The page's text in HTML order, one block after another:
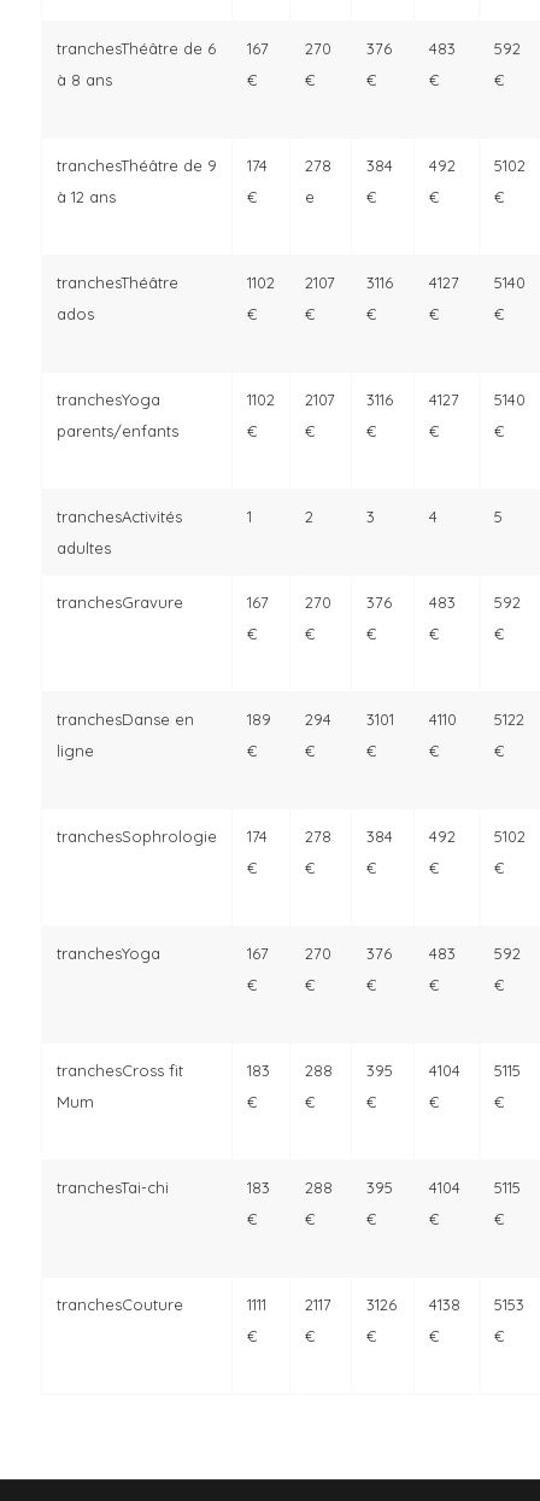
Théâtre de 6
à 8 ans
67
€
70
€
76
€
83
€
92
€
Théâtre de 9
à 12 ans
74
€
78
e
84
€
92
€
102
€
Théâtre
ados
102
€
107
€
116
€
127
€
140
€
Yoga
parents/enfants
102
€
107
€
116
€
127
€
140
€
Activités
adultes
Gravure
67
€
70
€
76
€
83
€
92
€
Danse en
ligne
89
€
94
€
101
€
110
€
122
€
Sophrologie
74
€
78
€
84
€
92
€
102
€
Yoga
67
€
70
€
76
€
83
€
92
€
Cross fit
Mum
83
€
88
€
95
€
104
€
115
€
Tai-chi
83
€
88
€
95
€
104
€
115
€
Couture
111
€
117
€
126
€
138
€
153
€